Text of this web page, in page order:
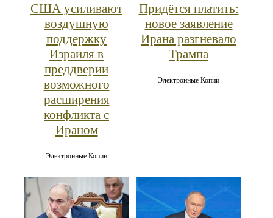
США усиливают
воздушную
поддержку
Израиля в
преддверии
возможного
расширения
конфликта с
Ираном
Электронные Копии
Придётся платить:
новое заявление
Ирана разгневало
Трампа
Электронные Копии